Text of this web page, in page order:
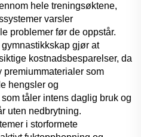
hele treningsøktene,
varsler
problemer før de oppstår.
gjør at
kostnadsbesparelser, da
premiummaterialer som
hengsler og
tåler intens daglig bruk og
uten nedbrytning.
i storformete